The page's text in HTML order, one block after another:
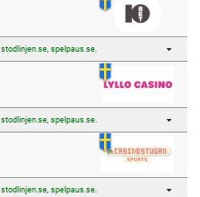
stodlinjen.se, spelpaus.se.
stodlinjen.se, spelpaus.se.
stodlinjen.se, spelpaus.se.